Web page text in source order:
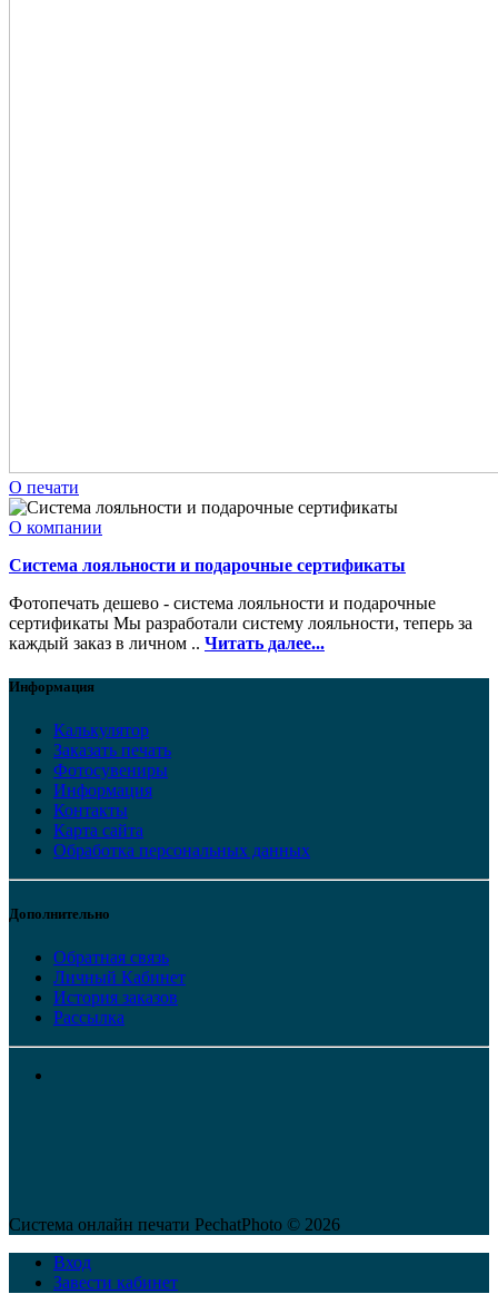
О печати
О компании
Система лояльности и подарочные сертификаты
Фотопечать дешево - система лояльности и подарочные
сертификаты Мы разработали систему лояльности, теперь за
каждый заказ в личном .. Читать далее...
Информация
Калькулятор
Заказать печать
Фотосувениры
Информация
Контакты
Карта сайта
Обработка персональных данных
Дополнительно
Обратная связь
Личный Кабинет
История заказов
Рассылка
Система онлайн печати PechatPhoto © 2026
Вход
Завести кабинет